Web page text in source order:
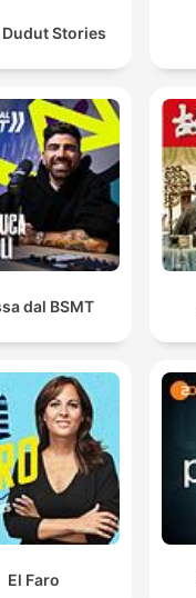
Dudut Stories
dal BSMT
El Faro